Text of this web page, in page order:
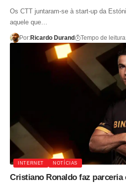
Os CTT juntaram-se à start-up da
aquele que…
Por:Ricardo Durand Tempo de
INTERNET NOTÍCIAS
Cristiano Ronaldo faz parceria